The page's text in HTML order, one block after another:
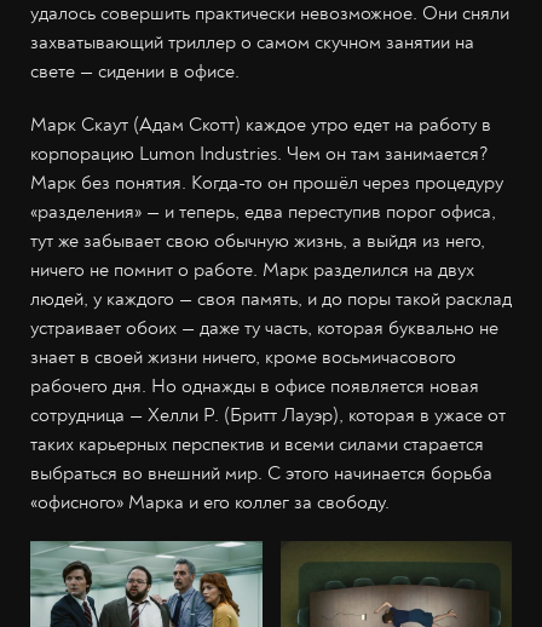
удалось совершить практически невозможное. Они сняли
захватывающий триллер о самом скучном занятии на
свете — сидении в офисе.
Марк Скаут (Адам Скотт) каждое утро едет на работу в
корпорацию Lumon Industries. Чем он там занимается?
Марк без понятия. Когда-то он прошёл через процедуру
«разделения» — и теперь, едва переступив порог офиса,
тут же забывает свою обычную жизнь, а выйдя из него,
ничего не помнит о работе. Марк разделился на двух
людей, у каждого — своя память, и до поры такой расклад
устраивает обоих — даже ту часть, которая буквально не
знает в своей жизни ничего, кроме восьмичасового
рабочего дня. Но однажды в офисе появляется новая
сотрудница — Хелли Р. (Бритт Лауэр), которая в ужасе от
таких карьерных перспектив и всеми силами старается
выбраться во внешний мир. С этого начинается борьба
«офисного» Марка и его коллег за свободу.